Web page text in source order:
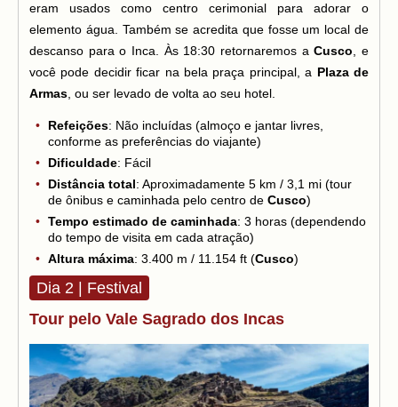
eram usados como centro cerimonial para adorar o
elemento água. Também se acredita que fosse um local de
descanso para o Inca. Às 18:30 retornaremos aCusco , e
você pode decidir ficar na bela praça principal, a Plaza de
Armas , ou ser levado de volta ao seu hotel.
Refeições: Não incluídas (almoço e jantar livres,
conforme as preferências do viajante)
Dificuldade: Fácil
Distância total: Aproximadamente 5 km / 3,1 mi (tour
de ônibus e caminhada pelo centro de Cusco)
Tempo estimado de caminhada: 3 horas (dependendo
do tempo de visita em cada atração)
Altura máxima: 3.400 m / 11.154 ft (Cusco)
Dia 2 | Festival
Tour pelo Vale Sagrado dos Incas